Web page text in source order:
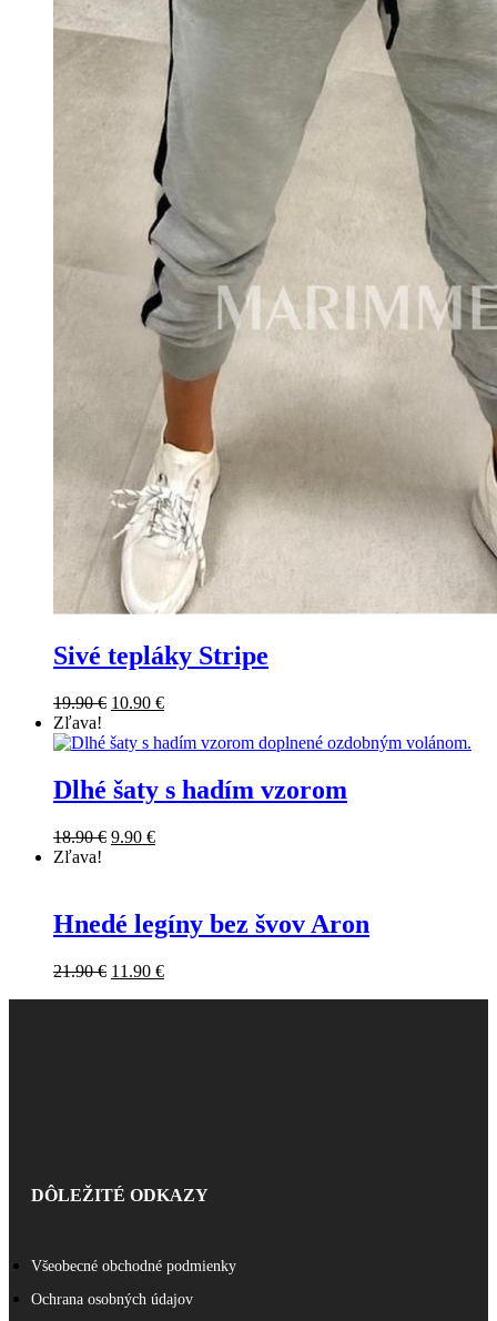
Sivé tepláky Stripe
19.90€ 10.90 €
Zľava!
Dlhé šaty s hadím vzorom
18.90€ 9.90 €
Zľava!
Hnedé legíny bez švov Aron
21.90€ 11.90 €
DÔLEŽITÉ ODKAZY
Všeobecné obchodné podmienky
Ochrana osobných údajov